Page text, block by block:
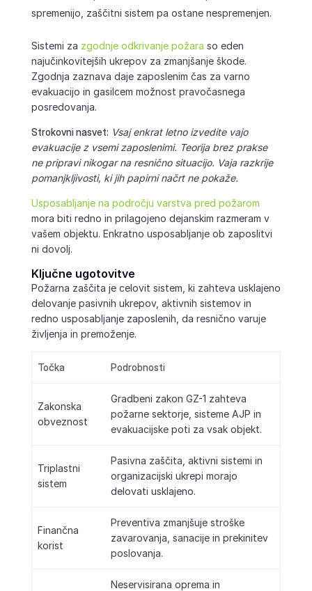
spremenijo, zaščitni sistem pa ostane nespremenjen.
Sistemi za zgodnje odkrivanje požara so eden
najučinkovitejših ukrepov za zmanjšanje škode.
Zgodnja zaznava daje zaposlenim čas za varno
evakuacijo in gasilcem možnost pravočasnega
posredovanja.
Strokovni nasvet: Vsaj enkrat letno izvedite vajo
evakuacije z vsemi zaposlenimi. Teorija brez prakse
ne pripravi nikogar na resnično situacijo. Vaja razkrije
pomanjkljivosti, ki jih papirni načrt ne pokaže.
Usposabljanje na področju varstva pred požarom
mora biti redno in prilagojeno dejanskim razmeram v
vašem objektu. Enkratno usposabljanje ob zaposlitvi
ni dovolj.
Ključne ugotovitve
Požarna zaščita je celovit sistem, ki zahteva usklajeno
delovanje pasivnih ukrepov, aktivnih sistemov in
redno usposabljanje zaposlenih, da resnično varuje
življenja in premoženje.
Točka Podrobnosti
Zakonska
obveznost
Gradbeni zakon GZ-1 zahteva
požarne sektorje, sisteme AJP in
evakuacijske poti za vsak objekt.
Triplastni
sistem
Pasivna zaščita, aktivni sistemi in
organizacijski ukrepi morajo
delovati usklajeno.
Finančna
korist
Preventiva zmanjšuje stroške
zavarovanja, sanacije in prekinitev
poslovanja.
Neservisirana oprema in